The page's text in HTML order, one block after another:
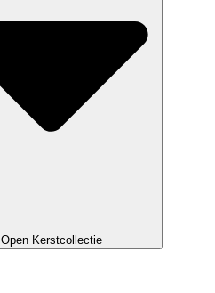
Open Kerstcollectie